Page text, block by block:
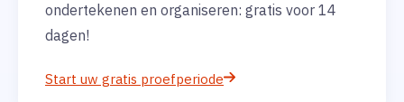
ondertekenen en organiseren: gratis voor 14
dagen!
Start uw gratis proefperiode